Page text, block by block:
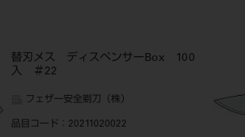
替刃メス ディスペンサーBox 100
入 ＃22
フェザー安全剃刀（株）
品目コード ：20211020022